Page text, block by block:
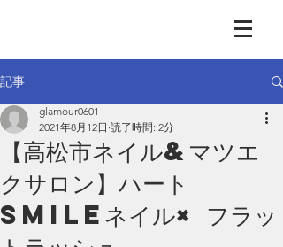
記事
【高松市ネイル&マツエ
クサロン】ハート
Smileネイル× フラッ
glamour0601
2021年8月12日 読了時間: 2分